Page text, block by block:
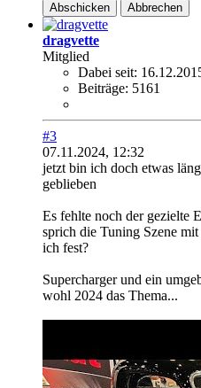
Abschicken Abbrechen
dragvette
Mitglied
Dabei seit:
Beiträge: 5161
#3
07.11.2024, 12:32
jetzt bin ich doch etwas
geblieben
Es fehlte noch der gezielte
sprich die Tuning Szene
ich fest?
Supercharger und ein
wohl 2024 das Thema...